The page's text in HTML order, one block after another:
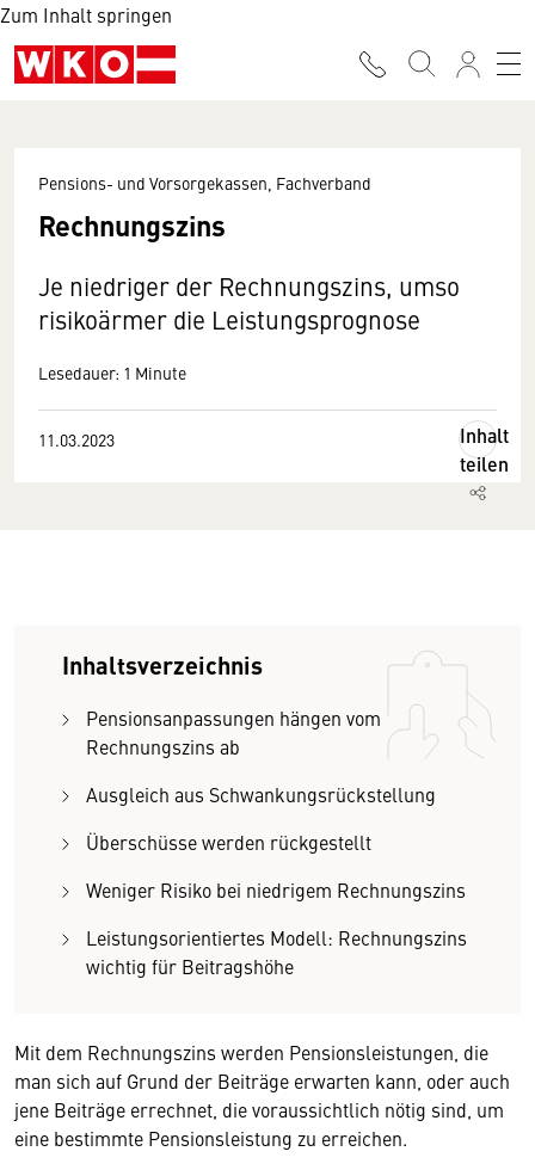
Zum Inhalt springen
Pensions- und Vorsorgekassen, Fachverband
Rechnungszins
Je niedriger der Rechnungszins, umso
risikoärmer die Leistungsprognose
Lesedauer: 1 Minute
11.03.2023
Inhalt
teilen
Inhaltsverzeichnis
Pensionsanpassungen hängen vom
Rechnungszins ab
Ausgleich aus Schwankungsrückstellung
Überschüsse werden rückgestellt
Weniger Risiko bei niedrigem Rechnungszins
Leistungsorientiertes Modell: Rechnungszins
wichtig für Beitragshöhe
Mit dem Rechnungszins werden Pensionsleistungen, die
man sich auf Grund der Beiträge erwarten kann, oder auch
jene Beiträge errechnet, die voraussichtlich nötig sind, um
eine bestimmte Pensionsleistung zu erreichen.